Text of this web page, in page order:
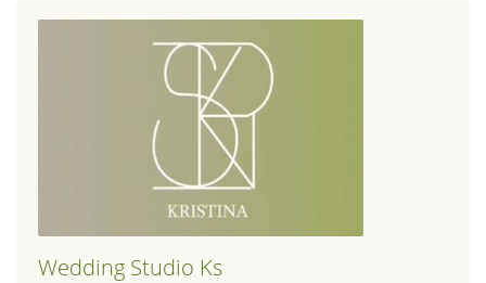
Wedding Studio Ks